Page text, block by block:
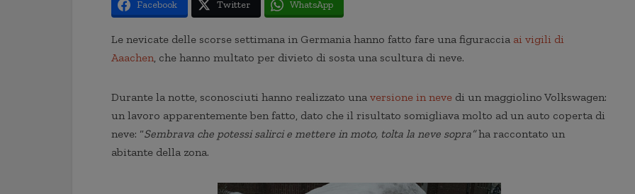
Facebook Twitter WhatsApp
Le nevicate delle scorse settimana in Germania hanno fatto fare una figuraccia ai vigili di
Aaachen , che hanno multato per divieto di sosta una scultura di neve.
Durante la notte, sconosciuti hanno realizzato una versione in neve di un maggiolino Volkswagen:
un lavoro apparentemente ben fatto, dato che il risultato somigliava molto ad un auto coperta di
neve: “Sembrava che potessi salirci e mettere in moto, tolta la neve sopra”ha raccontato un
abitante della zona.